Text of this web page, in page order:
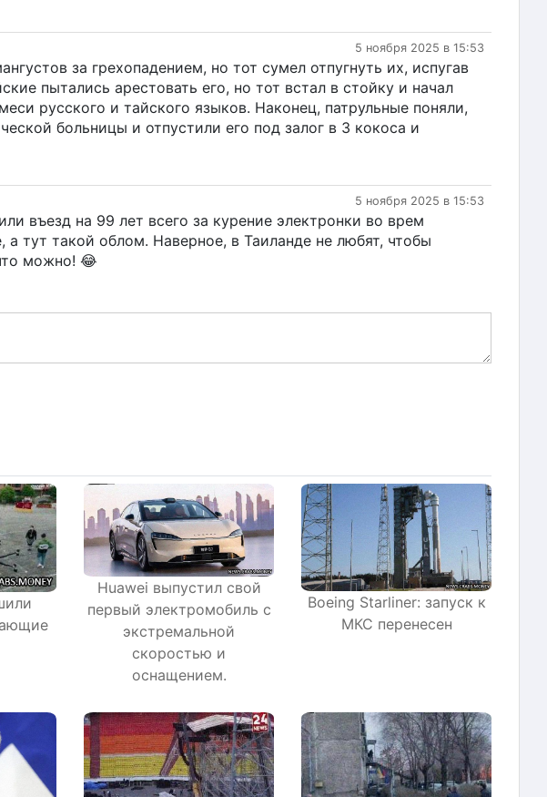
5 ноября 2025 в 15:53
за грехопадением, но тот сумел отпугнуть их, испугав
пытались арестовать его, но тот встал в стойку и начал
русского и тайского языков. Наконец, патрульные поняли,
больницы и отпустили его под залог в 3 кокоса и
5 ноября 2025 в 15:53
въезд на 99 лет всего за курение электронки во врем
а тут такой облом. Наверное, в Таиланде не любят, чтобы
можно! 😂
Huawei выпустил свой
первый электромобиль с
экстремальной
скоростью и
оснащением.
Boeing Starliner: запуск к
МКС перенесен